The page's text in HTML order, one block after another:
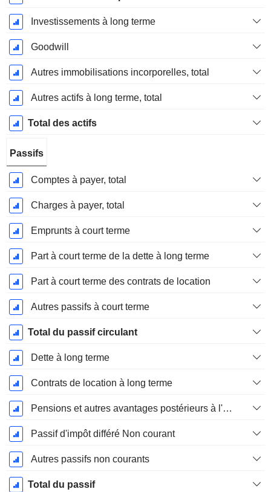
Investissements à long terme
Goodwill
Autres immobilisations incorporelles, total
Autres actifs à long terme, total
Total des actifs
Passifs
Comptes à payer, total
Charges à payer, total
Emprunts à court terme
Part à court terme de la dette à long terme
Part à court terme des contrats de location
Autres passifs à court terme
Total du passif circulant
Dette à long terme
Contrats de location à long terme
Pensions et autres avantages postérieurs à l'emploi
Passif d'impôt différé Non courant
Autres passifs non courants
Total du passif